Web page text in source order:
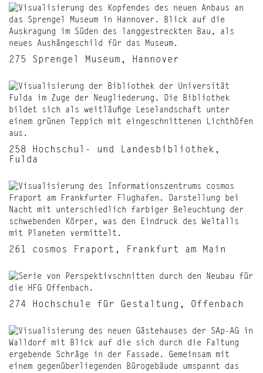
275 Sprengel Museum, Hannover
258 Hochschul- und Landesbibliothek,
Fulda
261 cosmos Fraport, Frankfurt am Main
274 Hochschule für Gestaltung, Offenbach